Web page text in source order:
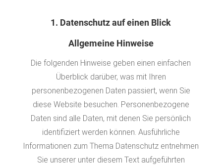
1. Datenschutz auf einen Blick
Allgemeine Hinweise
Die folgenden Hinweise geben einen einfachen
Überblick darüber, was mit Ihren
personenbezogenen Daten passiert, wenn Sie
diese Website besuchen. Personenbezogene
Daten sind alle Daten, mit denen Sie persönlich
identifiziert werden können. Ausführliche
Informationen zum Thema Datenschutz entnehmen
Sie unserer unter diesem Text aufgeführten